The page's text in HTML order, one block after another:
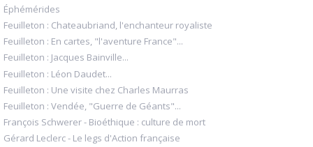
Éphémérides
Feuilleton : Chateaubriand, l'enchanteur royaliste
Feuilleton : En cartes, "l'aventure France"...
Feuilleton : Jacques Bainville...
Feuilleton : Léon Daudet...
Feuilleton : Une visite chez Charles Maurras
Feuilleton : Vendée, "Guerre de Géants"...
François Schwerer - Bioéthique : culture de mort
Gérard Leclerc - Le legs d'Action française